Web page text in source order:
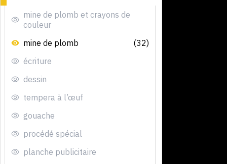
mine de plomb et crayons de
couleur
mine de plomb
(32)
écriture
dessin
tempera à l’œuf
gouache
procédé spécial
planche publicitaire